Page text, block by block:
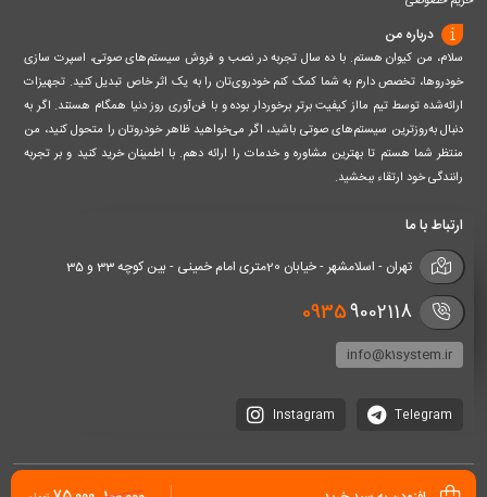
درباره من
سلام، من کیوان هستم. با ده سال تجربه در نصب و فروش سیستم‌های صوتی، اسپرت سازی
خودروها، تخصص دارم به شما کمک کنم خودروی‌تان را به یک اثر خاص تبدیل کنید. تجهیزات
ارائه‌شده توسط تیم مااز کیفیت برتر برخوردار بوده و با فن‌آوری روز دنیا همگام هستند. اگر به
دنبال به‌روزترین سیستم‌های صوتی باشید، اگر می‌خواهید ظاهر خودروتان را متحول کنید، من
منتظر شما هستم تا بهترین مشاوره و خدمات را ارائه دهم. با اطمینان خرید کنید و بر تجربه
رانندگی خود ارتقاء ببخشید.
ارتباط با ما
تهران - اسلامشهر - خیابان 20متری امام خمینی - بین کوچه 33 و 35
09359002118
info@k1system.ir
Telegram
Instagram